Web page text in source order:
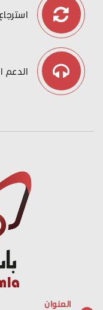
استرجاع
الدعم
العنوان